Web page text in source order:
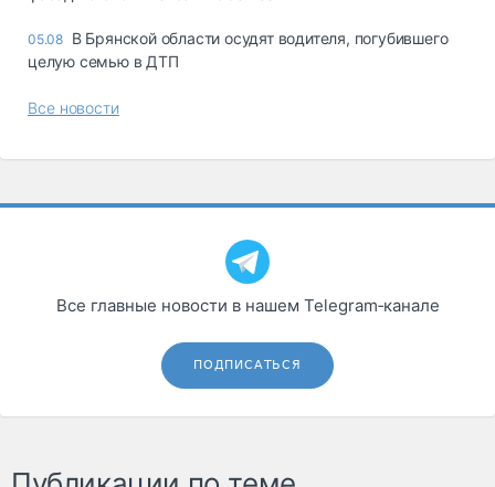
05.08 В Брянской области осудят водителя, погубившего
целую семью в ДТП
Все новости
Все главные новости в нашем Telegram‑канале
ПОДПИСАТЬСЯ